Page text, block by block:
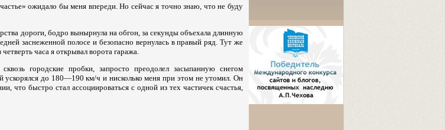
ожидало бы меня впереди. Но сейчас я точно знаю, что не буду
дороги, бодро вынырнула на обгон, за секунды объехала длинную
заснеженной полосе и безопасно вернулась в правый ряд. Тут же
часа я открывал ворота гаража.
городские пробки, запросто преодолел засыпанную снегом
ускорялся до 180—190 км/ч и нисколько меня при этом не утомил. Он
что быстро стал ассоциироваться с одной из тех частичек счастья,